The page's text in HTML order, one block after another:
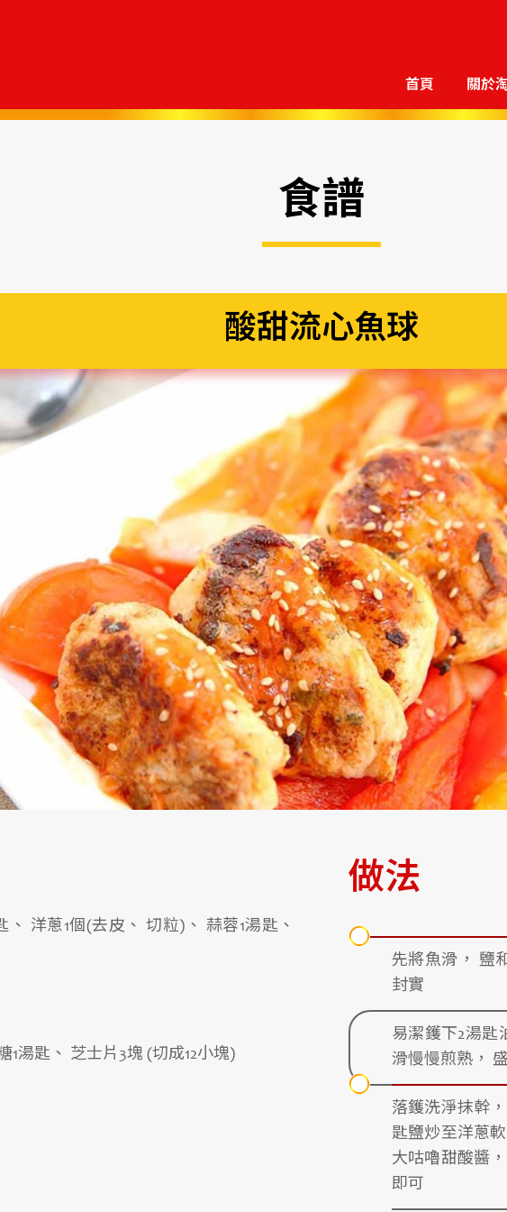
首頁 關於
食譜
酸甜流心魚球
洋蔥1個(去皮、 切粒)、 蒜蓉1湯匙、
湯匙、 芝士片3塊 (切成12小塊)
做法
先將魚滑， 鹽
封實
易潔鑊下2湯匙
滑慢慢煎熟，
落鑊洗淨抹幹
匙鹽炒至洋蔥
大咕嚕甜酸醬
即可